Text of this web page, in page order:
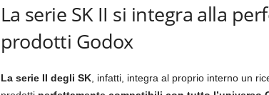
La serie SK II si integra alla
prodotti Godox
La serie II degli SK, infatti, integra al proprio interno un